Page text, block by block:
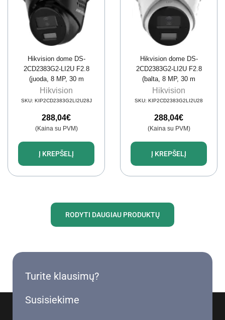
Hikvision dome DS-
2CD2383G2-LI2U F2.8
(juoda, 8 MP, 30 m
IR+LED, AcuSense)
Hikvision
SKU: KIP2CD2383G2LI2U28J
288,04€
(Kaina su PVM)
Į KREPŠELĮ
Hikvision dome DS-
2CD2383G2-LI2U F2.8
(balta, 8 MP, 30 m
IR+LED, AcuSense)
Hikvision
SKU: KIP2CD2383G2LI2U28
288,04€
(Kaina su PVM)
Į KREPŠELĮ
RODYTI DAUGIAU PRODUKTŲ
Turite klausimų?
Susisiekime